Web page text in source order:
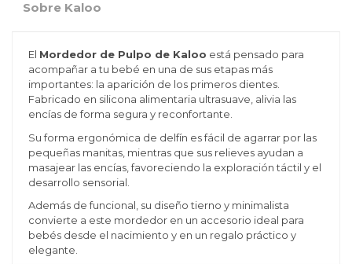
Sobre Kaloo
El Mordedor de Pulpo de Kaloo está pensado para
acompañar a tu bebé en una de sus etapas más
importantes: la aparición de los primeros dientes.
Fabricado en silicona alimentaria ultrasuave, alivia las
encías de forma segura y reconfortante.
Su forma ergonómica de delfín es fácil de agarrar por las
pequeñas manitas, mientras que sus relieves ayudan a
masajear las encías, favoreciendo la exploración táctil y el
desarrollo sensorial.
Además de funcional, su diseño tierno y minimalista
convierte a este mordedor en un accesorio ideal para
bebés desde el nacimiento y en un regalo práctico y
elegante.